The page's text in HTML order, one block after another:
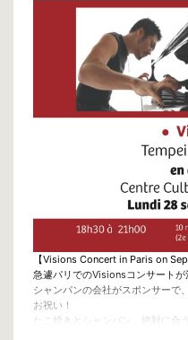
11月にコンセルトへボウでコンサ
素敵なホールと素晴らしい仲間と
アムステルダムに行くのが待ち
Date: Sunday 22 November 2015
Time: 15.00-17.00
Place: Concertgebouw Kleine Zaal
Pianist: Tempei Nakamura &
Tickets: 20 euro (incl. free
11/19/7PM/Belgium, Bruxelles
11/22/3PM/Netherlands,
11/23/Netherlands, Amsterdam
11/25/Belarus, Minsk
11/26/Belarus, Vitebsky
【Visions Concert in Paris on
急遽パリでのVisionsコンサートが
シャンパンの会社がスポンサーで
お祝い！
たこ焼きとシャンパン、絶対に合